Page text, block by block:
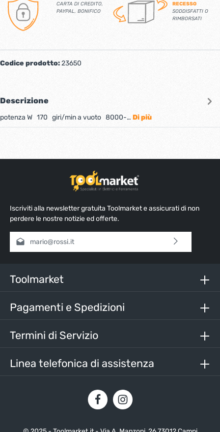
CARTA DI CREDITO,
PAYPAL, BONIFICO
RECESSO
SODDISFATTI O
RIMBORSATI
Codice prodotto:23650
Descrizione
potenza W 170 giri/min a vuoto 8000-… Di più
Iscriviti alla newsletter gratuita Toolmarket e assicurati di non
perdere le nostre notizie ed offerte.
Indirizzo e-mail*
nostri termini e condizioni generali
Inserisci i caratteri sopra*
Linea telefonica di assistenza
Toolmarket
Pagamenti e Spedizioni
Termini di Servizio